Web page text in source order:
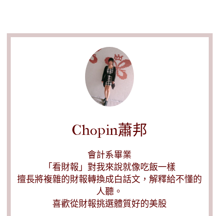
Chopin蕭邦
會計系畢業
「看財報」對我來說就像吃飯一樣
擅長將複雜的財報轉換成白話文，解釋給不懂的
人聽。
喜歡從財報挑選體質好的美股